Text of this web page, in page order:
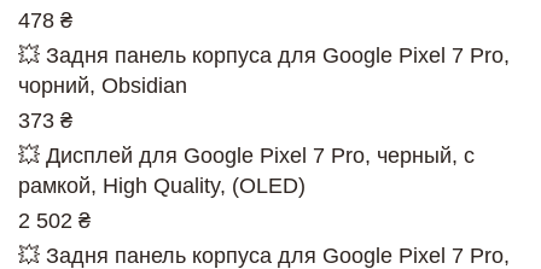
478 ₴
💥 Задня панель корпуса для Google Pixel 7 Pro,
чорний, Obsidian
373 ₴
💥 Дисплей для Google Pixel 7 Pro, черный, с
рамкой, High Quality, (OLED)
2 502 ₴
💥 Задня панель корпуса для Google Pixel 7 Pro,